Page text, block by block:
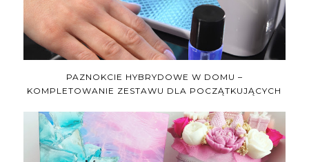
PAZNOKCIE HYBRYDOWE W DOMU –
KOMPLETOWANIE ZESTAWU DLA POCZĄTKUJĄCYCH